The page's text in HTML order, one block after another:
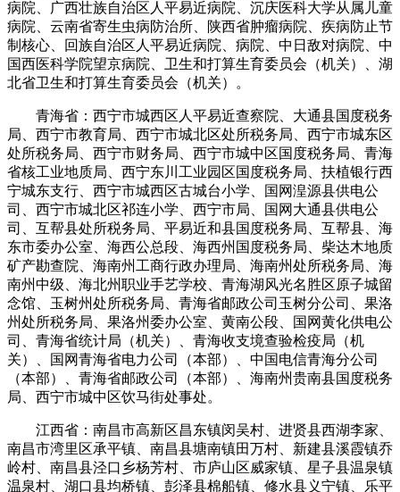
病院、广西壮族自治区人平易近病院、沉庆医科大学从属儿童
病院、云南省寄生虫病防治所、陕西省肿瘤病院、疾病防止节
制核心、回族自治区人平易近病院、病院、中日敌对病院、中
国西医科学院望京病院、卫生和打算生育委员会（机关）、湖
北省卫生和打算生育委员会（机关）。
青海省：西宁市城西区人平易近查察院、大通县国度税务
局、西宁市教育局、西宁市城北区处所税务局、西宁市城东区
处所税务局、西宁市财务局、西宁市城中区国度税务局、青海
省核工业地质局、西宁东川工业园区国度税务局、扶植银行西
宁城东支行、西宁市城西区古城台小学、国网湟源县供电公
司、西宁市城北区祁连小学、西宁市局、国网大通县供电公
司、互帮县处所税务局、平易近和县国度税务局、互帮县、海
东市委办公室、海西公总段、海西州国度税务局、柴达木地质
矿产勘查院、海南州工商行政办理局、海南州处所税务局、海
南州中级、海北州职业手艺学校、青海湖风光名胜区原子城留
念馆、玉树州处所税务局、青海省邮政公司玉树分公司、果洛
州处所税务局、果洛州委办公室、黄南公段、国网黄化供电公
司、青海省统计局（机关）、青海收支境查验检疫局（机
关）、国网青海省电力公司（本部）、中国电信青海分公司
（本部）、青海省邮政公司（本部）、海南州贵南县国度税务
局、西宁市城中区饮马街处事处。
江西省：南昌市高新区昌东镇闵吴村、进贤县西湖李家、
南昌市湾里区承平镇、南昌县塘南镇田万村、新建县溪霞镇乔
岭村、南昌县泾口乡杨芳村、市庐山区威家镇、星子县温泉镇
温泉村、湖口县均桥镇、彭泽县棉船镇、修水县义宁镇、乐平